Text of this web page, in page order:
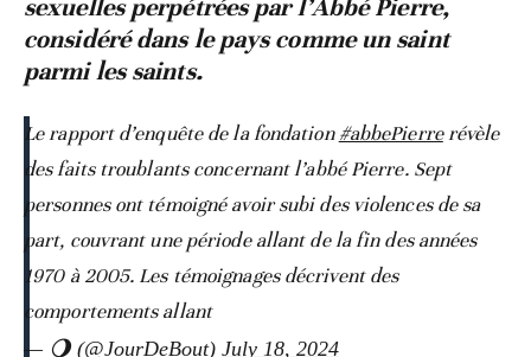
sexuelles perpétrées par l’Abbé Pierre,
considéré dans le pays comme un saint
parmi les saints.
Le rapport d’enquête de la fondation#abbePierrerévèle
des faits troublants concernant l’abbé Pierre. Sept
personnes ont témoigné avoir subi des violences de sa
part, couvrant une période allant de la fin des années
1970 à 2005. Les témoignages décrivent des
comportements allant
— 🌖 (@JourDeBout) July 18, 2024